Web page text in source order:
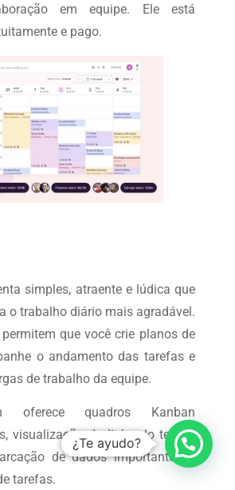
em equipe. Ele está
e pago.
simples, atraente e lúdica que
o trabalho diário mais agradável.
que você crie planos de
o andamento das tarefas e
de trabalho da equipe.
oferece quadros Kanban
visualização da linha do tempo
de dados importantes e
tarefas.
¿Te ayudo?